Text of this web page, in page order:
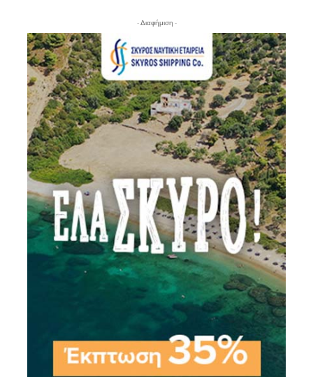
- Διαφήμιση -